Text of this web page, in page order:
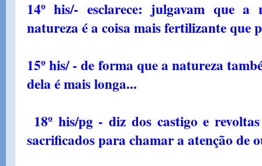
14º his/- esclarece: julgavam que
natureza é a coisa mais fertilizante que
15º his/ - de forma que a natureza
dela é mais longa...
18º his/pg - diz dos castigo e
sacrificados para chamar a atenção